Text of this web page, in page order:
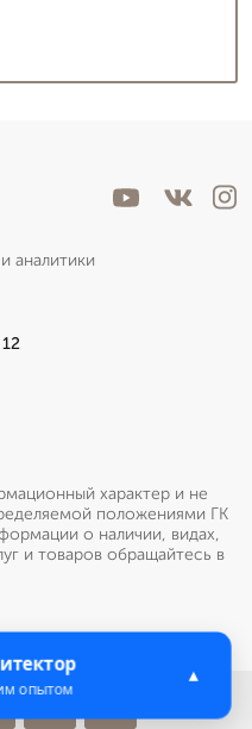
аналитики
характер и не
положениями ГК
о наличии, видах,
и товаров обращайтесь в
опытом
▲